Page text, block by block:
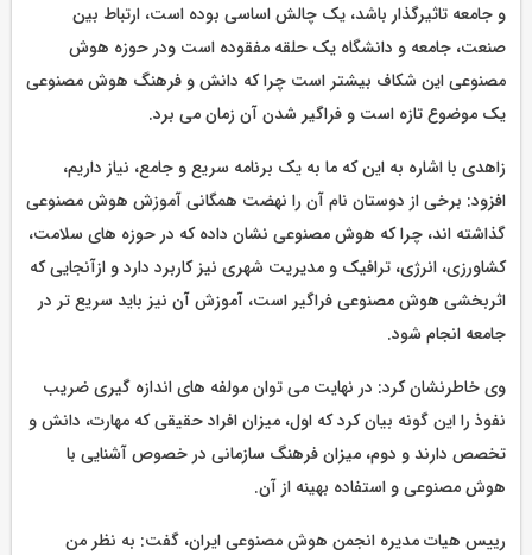
و جامعه تاثیرگذار باشد، یک چالش اساسی بوده است، ارتباط بین
صنعت، جامعه و دانشگاه یک حلقه مفقوده است ودر حوزه هوش
مصنوعی این شکاف بیشتر است چرا که دانش و فرهنگ هوش مصنوعی
یک موضوع تازه است و فراگیر شدن آن زمان می برد.
زاهدی با اشاره به این که ما به یک برنامه سریع و جامع، نیاز داریم،
افزود: برخی از دوستان نام آن را نهضت همگانی آموزش هوش مصنوعی
گذاشته اند، چرا که هوش مصنوعی نشان داده که در حوزه های سلامت،
کشاورزی، انرژی، ترافیک و مدیریت شهری نیز کاربرد دارد و ازآنجایی که
اثربخشی هوش مصنوعی فراگیر است، آموزش آن نیز باید سریع تر در
جامعه انجام شود.
وی خاطرنشان کرد: در نهایت می توان مولفه های اندازه گیری ضریب
نفوذ را این گونه بیان کرد که اول، میزان افراد حقیقی که مهارت، دانش و
تخصص دارند و دوم، میزان فرهنگ سازمانی در خصوص آشنایی با
هوش مصنوعی و استفاده بهینه از آن.
رییس هیات مدیره انجمن هوش مصنوعی ایران، گفت: به نظر من